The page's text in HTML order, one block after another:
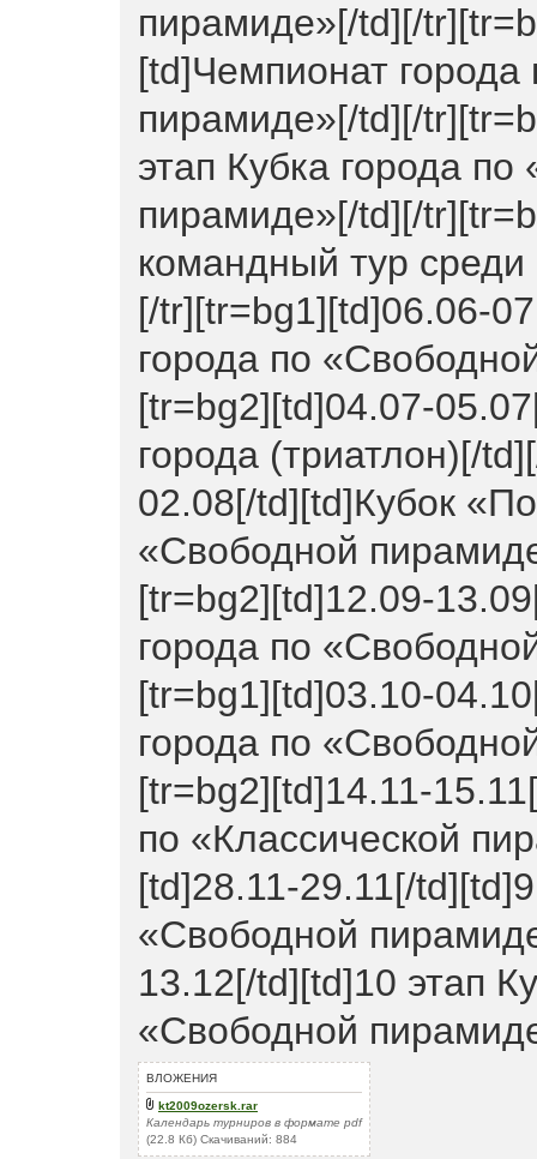
пирамиде»[/td][/
[td]Чемпионат
пирамиде»[/td][/
этап Кубка города
пирамиде»[/td][/
командный тур
[/tr][tr=bg1][td]06.06-
города по
[tr=bg2][td]04.07-
города (триатлон)[/
02.08[/td][td]Кубок
«Свободной
[tr=bg2][td]12.09-
города по
[tr=bg1][td]03.10-
города по
[tr=bg2][td]14.11-
по «Классической
[td]28.11-29.11[/
«Свободной
13.12[/td][td]10 этап
«Свободной
ВЛОЖЕНИЯ
kt2009ozersk.rar
Календарь турниров в формате pdf
(22.8 Кб) Скачиваний: 884